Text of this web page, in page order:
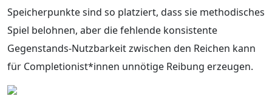
Speicherpunkte sind so platziert, dass sie methodisches
Spiel belohnen, aber die fehlende konsistente
Gegenstands-Nutzbarkeit zwischen den Reichen kann
für Completionist*innen unnötige Reibung erzeugen.